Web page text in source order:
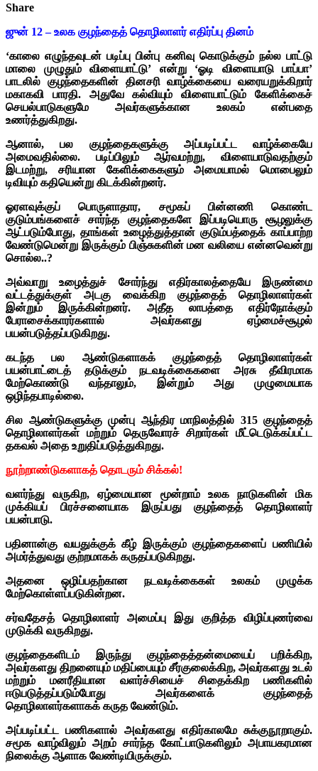
Share
ஜுன் 12 – உலக குழந்தைத் தொழிலாளர் எதிர்ப்பு தினம்
‘காலை எழுந்தவுடன் படிப்பு பின்பு கனிவு கொடுக்கும் நல்ல பாட்டு
மாலை முழுதும் விளையாட்டு’ என்று ‘ஓடி விளையாடு பாப்பா’
பாடலில் குழந்தைகளின் தினசரி வாழ்க்கையை வரையறுக்கிறார்
மகாகவி பாரதி. அதுவே கல்வியும் விளையாட்டும் கேளிக்கைச்
செயல்பாடுகளுமே அவர்களுக்கான உலகம் என்பதை
உணர்த்துகிறது.
ஆனால், பல குழந்தைகளுக்கு அப்படிப்பட்ட வாழ்க்கையே
அமைவதில்லை. படிப்பிலும் ஆர்வமற்று, விளையாடுவதற்கும்
இடமற்று, சரியான கேளிக்கைகளும் அமையாமல் மொபைலும்
டிவியும் கதியென்று கிடக்கின்றனர்.
ஓரளவுக்குப் பொருளாதார, சமூகப் பின்னணி கொண்ட
குடும்பங்களைச் சார்ந்த குழந்தைகளே இப்படியொரு சூழலுக்கு
ஆட்படும்போது, தாங்கள் உழைத்துத்தான் குடும்பத்தைக் காப்பாற்ற
வேண்டுமென்று இருக்கும் பிஞ்சுகளின் மன வலியை என்னவென்று
சொல்ல..?
அவ்வாறு உழைத்துச் சோர்ந்து எதிர்காலத்தையே இருண்மை
வட்டத்துக்குள் அடகு வைக்கிற குழந்தைத் தொழிலாளர்கள்
இன்றும் இருக்கின்றனர். அதீத லாபத்தை எதிர்நோக்கும்
பேராசைக்காரர்களால் அவர்களது ஏழ்மைச்சூழல்
பயன்படுத்தப்படுகிறது.
கடந்த பல ஆண்டுகளாகக் குழந்தைத் தொழிலாளர்கள்
பயன்பாட்டைத் தடுக்கும் நடவடிக்கைகளை அரசு தீவிரமாக
மேற்கொண்டு வந்தாலும், இன்றும் அது முழுமையாக
ஒழிந்தபாடில்லை.
சில ஆண்டுகளுக்கு முன்பு ஆந்திர மாநிலத்தில் 315 குழந்தைத்
தொழிலாளர்கள் மற்றும் தெருவோரச் சிறார்கள் மீட்டெடுக்கப்பட்ட
தகவல் அதை உறுதிப்படுத்துகிறது.
நூற்றாண்டுகளாகத் தொடரும் சிக்கல்!
வளர்ந்து வருகிற, ஏழ்மையான மூன்றாம் உலக நாடுகளின் மிக
முக்கியப் பிரச்சனையாக இருப்பது குழந்தைத் தொழிலாளர்
பயன்பாடு.
பதினான்கு வயதுக்குக் கீழ் இருக்கும் குழந்தைகளைப் பணியில்
அமர்த்துவது குற்றமாகக் கருதப்படுகிறது.
அதனை ஒழிப்பதற்கான நடவடிக்கைகள் உலகம் முழுக்க
மேற்கொள்ளப்படுகின்றன.
சர்வதேசத் தொழிலாளர் அமைப்பு இது குறித்த விழிப்புணர்வை
முடுக்கி வருகிறது.
குழந்தைகளிடம் இருந்து குழந்தைத்தன்மையைப் பறிக்கிற,
அவர்களது திறனையும் மதிப்பையும் சீர்குலைக்கிற, அவர்களது உடல்
மற்றும் மனரீதியான வளர்ச்சியைச் சிதைக்கிற பணிகளில்
ஈடுபடுத்தப்படும்போது அவர்களைக் குழந்தைத்
தொழிலாளர்களாகக் கருத வேண்டும்.
அப்படிப்பட்ட பணிகளால் அவர்களது எதிர்காலமே சுக்குநூறாகும்.
சமூக வாழ்விலும் அறம் சார்ந்த கோட்பாடுகளிலும் அபாயகரமான
நிலைக்கு ஆளாக வேண்டியிருக்கும்.